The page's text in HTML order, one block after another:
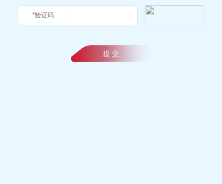
*验证码
提 交